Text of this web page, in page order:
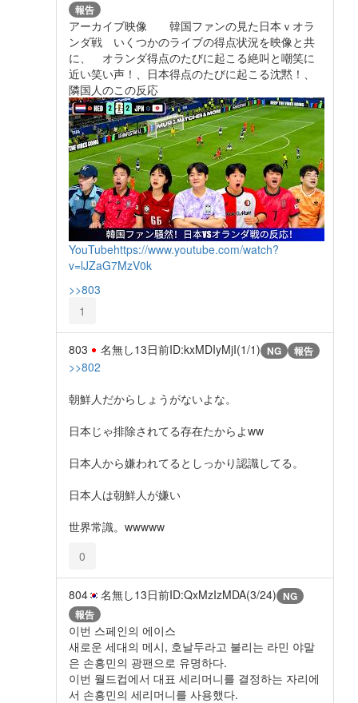
報告
アーカイブ映像 韓国ファンの見た日本ｖオラ
ンダ戦 いくつかのライブの得点状況を映像と共
に、 オランダ得点のたびに起こる絶叫と嘲笑に
近い笑い声！、日本得点のたびに起こる沈黙！、
隣国人のこの反応
YouTubehttps://www.youtube.com/watch?
v=lJZaG7MzV0k
>>803
1
803 名無し13日前ID:kxMDIyMjI(1/1) NG 報告
>>802
朝鮮人だからしょうがないよな。
日本じゃ排除されてる存在たからよww
日本人から嫌われてるとしっかり認識してる。
日本人は朝鮮人が嫌い
世界常識。wwwww
0
804 名無し13日前ID:QxMzIzMDA(3/24) NG
報告
이번 스페인의 에이스
새로운 세대의 메시, 호날두라고 불리는 라민 야말
은 손흥민의 광팬으로 유명하다.
이번 월드컵에서 대표 세리머니를 결정하는 자리에
서 손흥민의 세리머니를 사용했다.